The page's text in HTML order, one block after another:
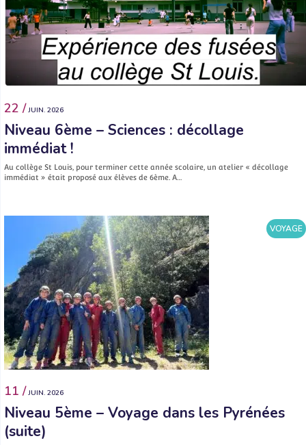
22 / JUIN. 2026
Niveau 6ème – Sciences : décollage
immédiat !
Au collège St Louis, pour terminer cette année scolaire, un atelier « décollage
immédiat » était proposé aux élèves de 6ème. A…
VOYAGE
11 / JUIN. 2026
Niveau 5ème – Voyage dans les Pyrénées
(suite)